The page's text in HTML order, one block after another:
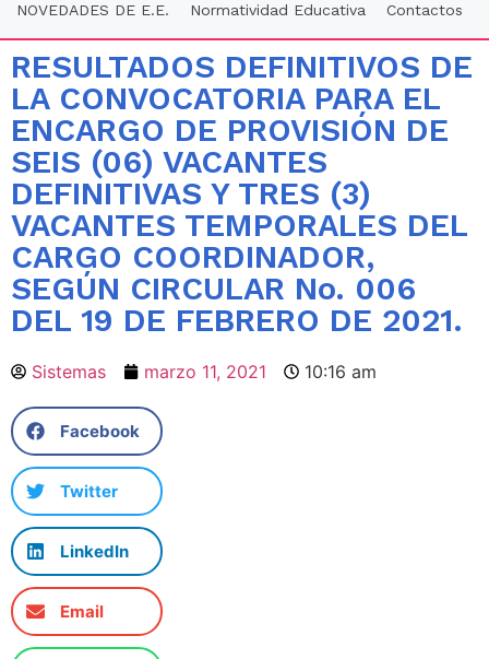
NOVEDADES DE E.E.
Normatividad Educativa Contactos
RESULTADOS DEFINITIVOS DE
LA CONVOCATORIA PARA EL
ENCARGO DE PROVISIÓN DE
SEIS (06) VACANTES
DEFINITIVAS Y TRES (3)
VACANTES TEMPORALES DEL
CARGO COORDINADOR,
SEGÚN CIRCULAR No. 006
DEL 19 DE FEBRERO DE 2021.
Sistemas marzo 11, 2021 10:16 am
Facebook
Twitter
LinkedIn
Email